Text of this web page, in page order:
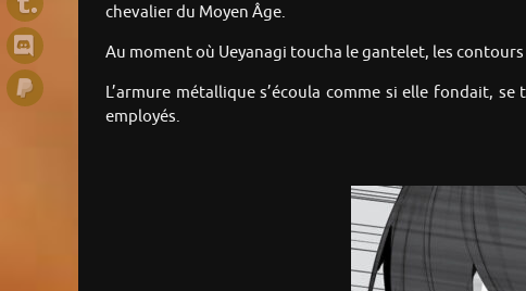
chevalier du Moyen Âge.
Au moment où Ueyanagi toucha le gantelet, les
L’armure métallique s’écoula comme si elle fondait,
employés.